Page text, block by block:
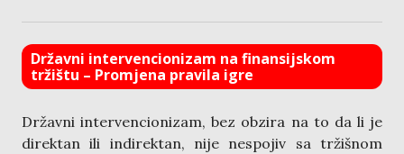
Državni intervencionizam na finansijskom
tržištu – Promjena pravila igre
Državni intervencionizam, bez obzira na to da li je
direktan ili indirektan, nije nespojiv sa tržišnom